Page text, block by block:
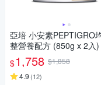
亞培 小安素PEPTIGRO
整營養配方 (850g x 2入)
$1,758 $1,858
4.9 (12)